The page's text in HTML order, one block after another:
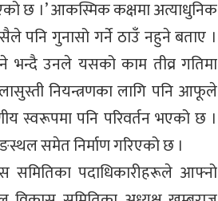
छ ।’ आकस्मिक कक्षमा अत्याधुनिक
गुनासो गर्ने ठाउँ नहुने बताए ।
भन्दै उनले यसको काम तीव्र गतिमा
नियन्त्रणका लागि पनि आफूले
स्वरूपमा पनि परिवर्तन भएको छ ।
समेत निर्माण गरिएको छ ।
समितिका पदाधिकारीहरूले आफ्नो